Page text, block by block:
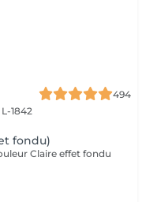
494
1842
fondu)
Claire effet fondu